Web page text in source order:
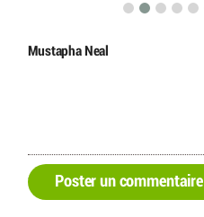
Mustapha Neal
Poster un commentaire